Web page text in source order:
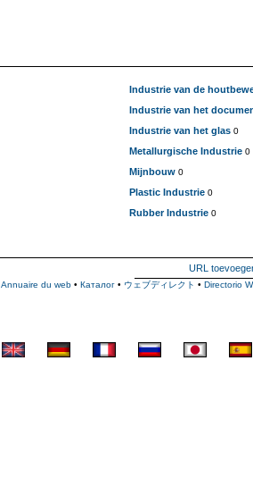
Industrie van de
Industrie van het
Industrie van het glas 0
Metallurgische Industrie 0
Mijnbouw 0
Plastic Industrie 0
Rubber Industrie 0
URL
Annuaire du web • Каталог • ウェブディレクト • Directorio